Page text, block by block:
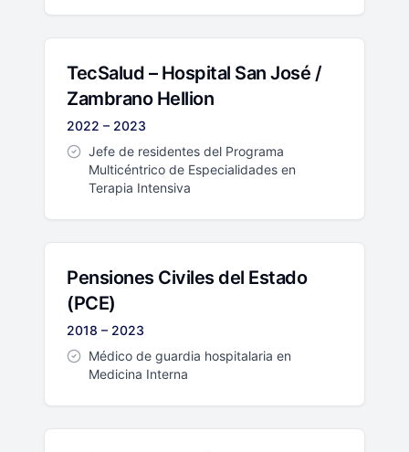
TecSalud – Hospital San José /
Zambrano Hellion
2022 – 2023
Jefe de residentes del Programa
Multicéntrico de Especialidades en
Terapia Intensiva
Pensiones Civiles del Estado
(PCE)
2018 – 2023
Médico de guardia hospitalaria en
Medicina Interna